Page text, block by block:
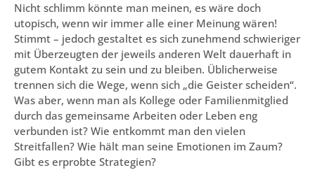
Nicht schlimm könnte man meinen, es wäre doch
utopisch, wenn wir immer alle einer Meinung wären!
Stimmt – jedoch gestaltet es sich zunehmend schwieriger
mit Überzeugten der jeweils anderen Welt dauerhaft in
gutem Kontakt zu sein und zu bleiben. Üblicherweise
trennen sich die Wege, wenn sich „die Geister scheiden“.
Was aber, wenn man als Kollege oder Familienmitglied
durch das gemeinsame Arbeiten oder Leben eng
verbunden ist? Wie entkommt man den vielen
Streitfallen? Wie hält man seine Emotionen im Zaum?
Gibt es erprobte Strategien?